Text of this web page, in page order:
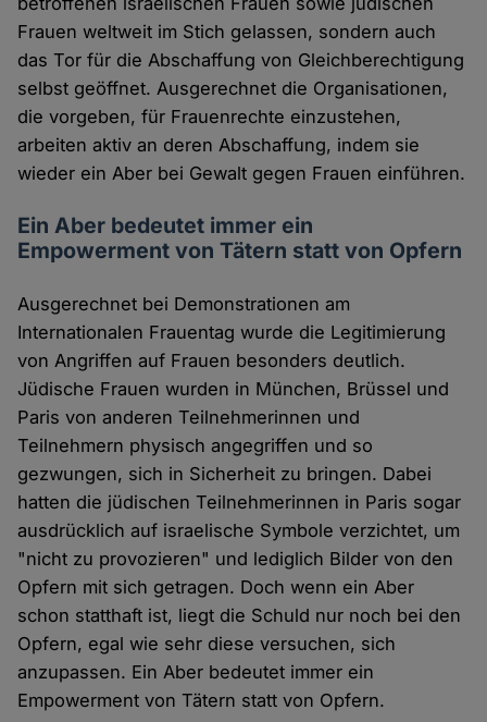
Frauen weltweit im Stich gelassen, sondern auch
das Tor für die Abschaffung von Gleichberechtigung
selbst geöffnet. Ausgerechnet die Organisationen,
die vorgeben, für Frauenrechte einzustehen,
arbeiten aktiv an deren Abschaffung, indem sie
wieder ein Aber bei Gewalt gegen Frauen einführen.
Ein Aber bedeutet immer ein
Empowerment von Tätern statt von Opfern
Ausgerechnet bei Demonstrationen am
Internationalen Frauentag wurde die Legitimierung
von Angriffen auf Frauen besonders deutlich.
Jüdische Frauen wurden in München, Brüssel und
Paris von anderen Teilnehmerinnen und
Teilnehmern physisch angegriffen und so
gezwungen, sich in Sicherheit zu bringen. Dabei
hatten die jüdischen Teilnehmerinnen in Paris sogar
ausdrücklich auf israelische Symbole verzichtet, um
"nicht zu provozieren" und lediglich Bilder von den
Opfern mit sich getragen. Doch wenn ein Aber
schon statthaft ist, liegt die Schuld nur noch bei den
Opfern, egal wie sehr diese versuchen, sich
anzupassen. Ein Aber bedeutet immer ein
Empowerment von Tätern statt von Opfern.